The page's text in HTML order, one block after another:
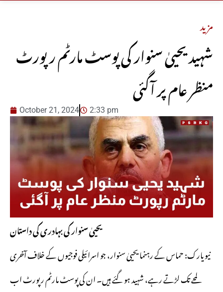
مزید
شہید یحییٰ سنوار کی پوسٹ مارٹم رپورٹ
منظر عام پر آگئی
October 21, 2024 2:33 pm
یحییٰ سنوار کی بہادری کی داستان
نیویارک: حماس کے رہنما یحییٰ سنوار، جو اسرائیلی فوجیوں کے خلاف آخری
لمحے تک لڑتے رہے، شہید ہو گئے ہیں۔ ان کی پوسٹ مارٹم رپورٹ اب